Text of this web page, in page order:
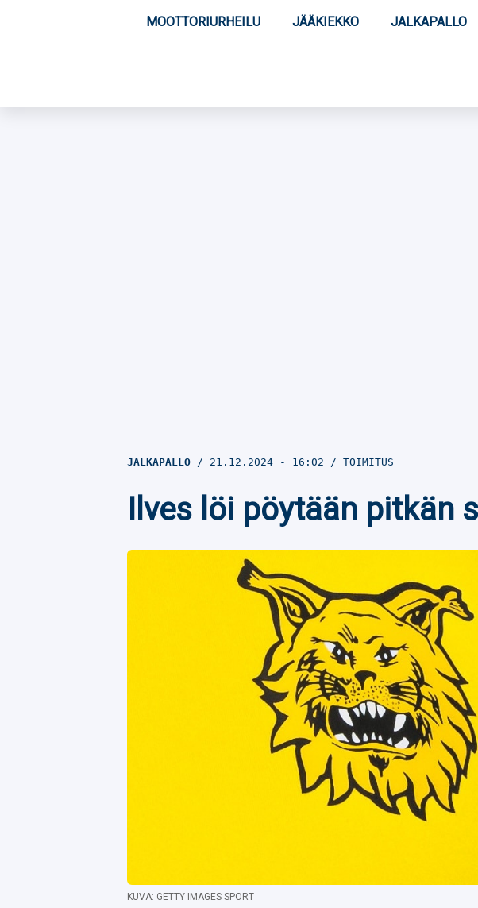
MOOTTORIURHEILU JÄÄKIEKKO JALKAPALLO
JALKAPALLO 21.12.2024 - 16:02 TOIMITUS
Ilves löi pöytään pitkän
KUVA: GETTY IMAGES SPORT